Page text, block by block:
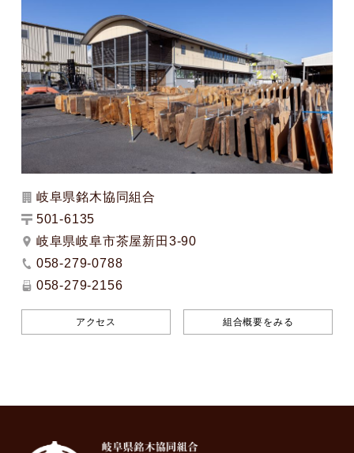
岐阜県銘木協同組合
501-6135
岐阜県岐阜市茶屋新田3-90
058-279-0788
058-279-2156
アクセス 組合概要をみる